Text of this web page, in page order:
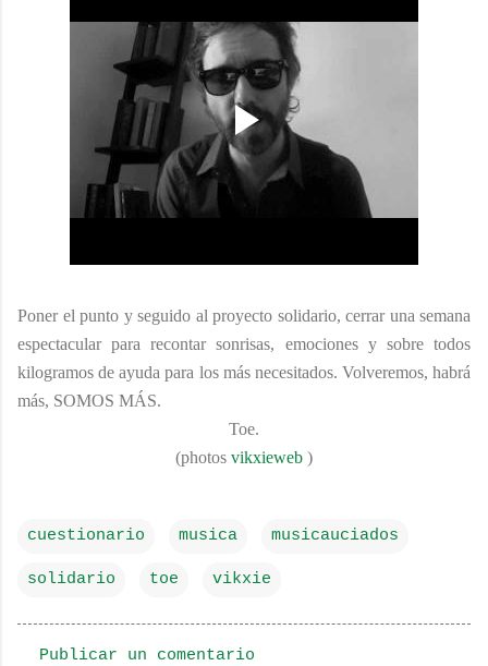
Poner el punto y seguido al proyecto solidario, cerrar una semana
espectacular para recontar sonrisas, emociones y sobre todos
kilogramos de ayuda para los más necesitados. Volveremos, habrá
más, SOMOS MÁS.
Toe.
(photos vikxieweb )
cuestionario musica musicauciados
solidario toe vikxie
Publicar un comentario